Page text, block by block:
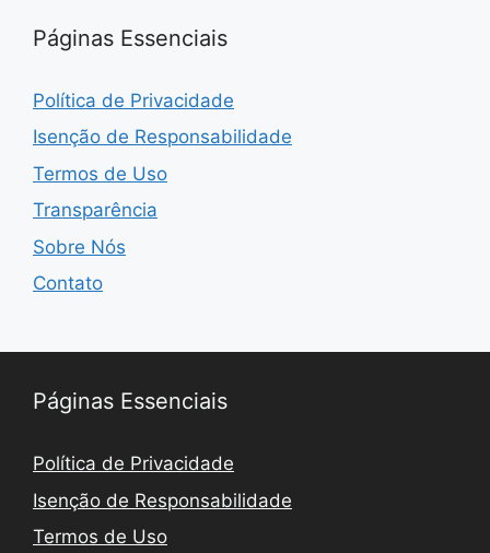
Páginas Essenciais
Política de Privacidade
Isenção de Responsabilidade
Termos de Uso
Transparência
Sobre Nós
Contato
Páginas Essenciais
Política de Privacidade
Isenção de Responsabilidade
Termos de Uso